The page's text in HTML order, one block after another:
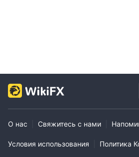
О нас Свяжитесь с нами
Условия использования Политика